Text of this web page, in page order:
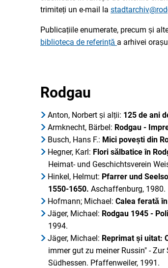
trimiteți un e-mail la
Publicațiile enumerate, precum și
biblioteca de referință a arhivei
Rodgau
Anton, Norbert și alții: 125 de ani
Armknecht, Bärbel: Rodgau -
Busch, Hans F.: Mici povești din
Hegner, Karl: Flori sălbatice în
Heimat- und Geschichtsverein
Hinkel, Helmut: Pfarrer und
1550-1650. Aschaffenburg, 1980.
Hofmann; Michael:Calea ferată
Jäger, Michael: Rodgau 1945 -
1994.
Jäger, Michael: Reprimat și uitat:
immer gut zu meiner Russin" -
Südhessen. Pfaffenweiler, 1991.